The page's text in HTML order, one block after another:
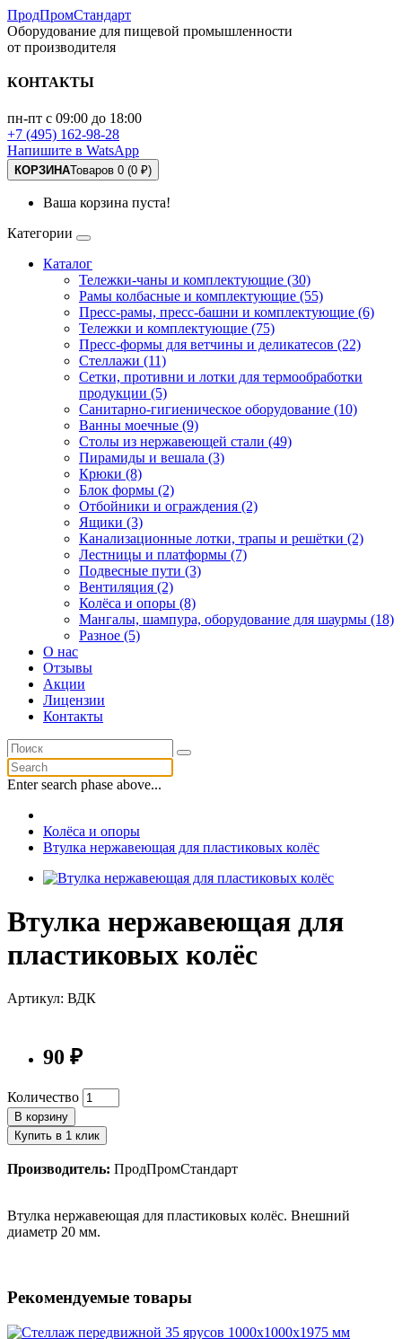
ПродПромСтандарт
Оборудование для пищевой промышленности
от производителя
КОНТАКТЫ
пн-пт с 09:00 до 18:00
+7 (495) 162-98-28
Напишите в WatsApp
КОРЗИНАТоваров 0 (0 ₽)
Ваша корзина пуста!
Категории
Каталог
Тележки-чаны и комплектующие (30)
Рамы колбасные и комплектующие (55)
Пресс-рамы, пресс-башни и комплектующие (6)
Тележки и комплектующие (75)
Пресс-формы для ветчины и деликатесов (22)
Стеллажи (11)
Сетки, противни и лотки для термообработки
продукции (5)
Санитарно-гигиеническое оборудование (10)
Ванны моечные (9)
Столы из нержавеющей стали (49)
Пирамиды и вешала (3)
Крюки (8)
Блок формы (2)
Отбойники и ограждения (2)
Ящики (3)
Канализационные лотки, трапы и решётки (2)
Лестницы и платформы (7)
Подвесные пути (3)
Вентиляция (2)
Колёса и опоры (8)
Мангалы, шампура, оборудование для шаурмы (18)
Разное (5)
О нас
Отзывы
Акции
Лицензии
Контакты
Enter search phase above...
Колёса и опоры
Втулка нержавеющая для пластиковых колёс
Втулка нержавеющая для
пластиковых колёс
Артикул: ВДК
90 ₽
Количество
В корзину
Купить в 1 клик
Производитель: ПродПромСтандарт
Втулка нержавеющая для пластиковых колёс. Внешний
диаметр 20 мм.
Рекомендуемые товары